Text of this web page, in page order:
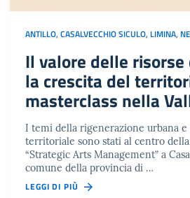
ANTILLO, CASALVECCHIO SICULO, LIMINA,
Il valore delle
la crescita del
masterclass nella
I temi della rigenerazione urbana e
territoriale sono stati al centro della
“Strategic Arts Management” a
comune della provincia di …
LEGGI DI PIÙ